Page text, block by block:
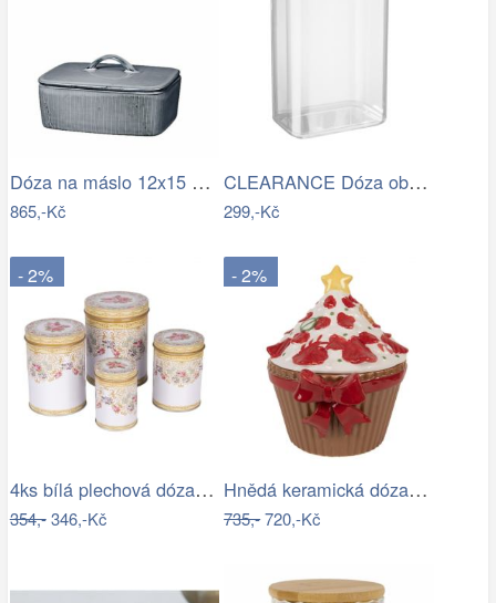
Dóza na máslo 12x15 cm Broste NORDIC…
865,-Kč
CLEARANCE Dóza obdélníková 2700 ml
299,-Kč
- 2%
4ks bílá plechová dóza s růžemi - Ø 11…
354,-346,-Kč
- 2%
Hnědá keramická dóza s mašlí Cupcake -…
735,-720,-Kč